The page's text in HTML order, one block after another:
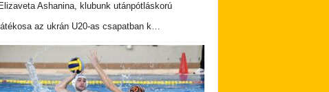
Elizaveta Ashanina, klubunk utánpótláskorú
az ukrán U20-as csapatban k…